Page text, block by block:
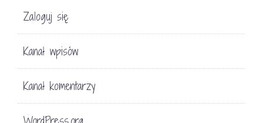
Zaloguj się
Kanał wpisów
Kanał komentarzy